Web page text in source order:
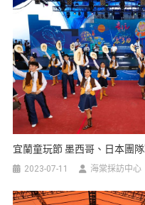
宜蘭童玩節 墨西哥、日本團
2023-07-11 海棠採訪中心